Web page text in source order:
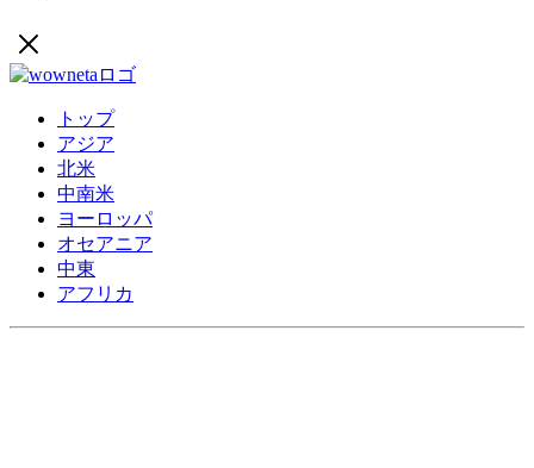
トップ
アジア
北米
中南米
ヨーロッパ
オセアニア
中東
アフリカ